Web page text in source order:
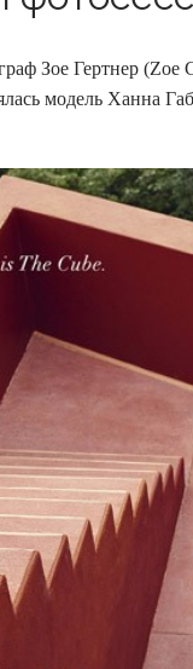
Зое Гертнер (Zoe
модель Ханна